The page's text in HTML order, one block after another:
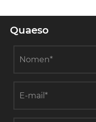
Quaeso